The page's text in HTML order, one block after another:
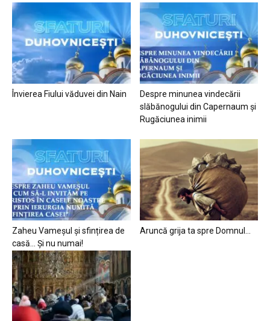
Învierea Fiului văduvei din Nain
Despre minunea vindecării
slăbănogului din Capernaum și
Rugăciunea inimii
Zaheu Vameșul și sfințirea de
casă… Și nu numai!
Aruncă grija ta spre Domnul…